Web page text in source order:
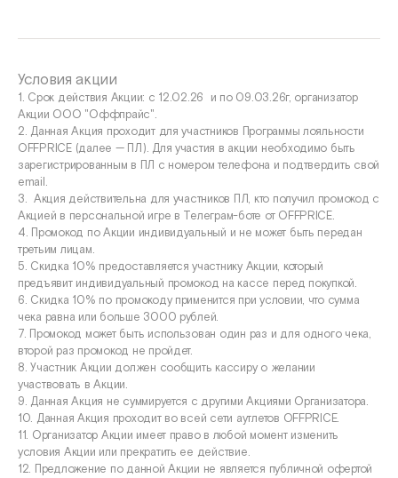
Условия акции
1. Срок действия Акции: с 12.02.26 и по 09.03.26г, организатор
Акции ООО "Оффпрайс".
2. Данная Акция проходит для участников Программы лояльности
OFFPRICE (далее — ПЛ). Для участия в акции необходимо быть
зарегистрированным в ПЛ с номером телефона и подтвердить свой
email.
3. Акция действительна для участников ПЛ, кто получил промокод с
Акцией в персональной игре в Телеграм-боте от OFFPRICE.
4. Промокод по Акции индивидуальный и не может быть передан
третьим лицам.
5. Скидка 10% предоставляется участнику Акции, который
предъявит индивидуальный промокод на кассе перед покупкой.
6. Скидка 10% по промокоду применится при условии, что сумма
чека равна или больше 3000 рублей.
7. Промокод может быть использован один раз и для одного чека,
второй раз промокод не пройдет.
8. Участник Акции должен сообщить кассиру о желании
участвовать в Акции.
9. Данная Акция не суммируется с другими Акциями Организатора.
10. Данная Акция проходит во всей сети аутлетов OFFPRICE.
11. Организатор Акции имеет право в любой момент изменить
условия Акции или прекратить ее действие.
12. Предложение по данной Акции не является публичной офертой